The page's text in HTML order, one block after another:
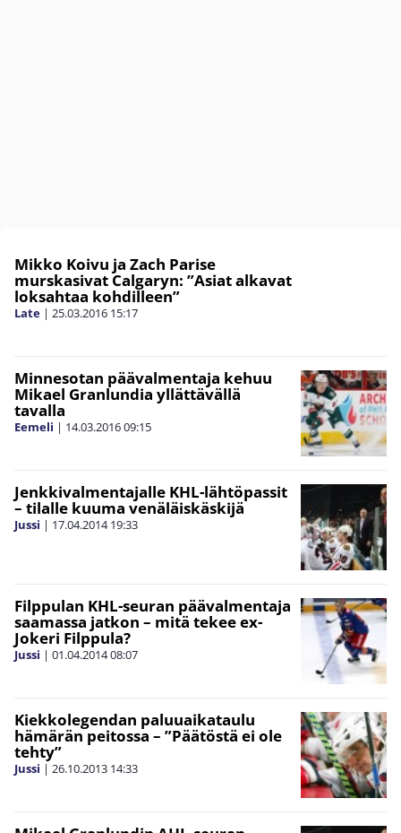
Mikko Koivu ja Zach Parise
murskasivat Calgaryn: ”Asiat alkavat
loksahtaa kohdilleen”
Late | 25.03.2016 15:17
Minnesotan päävalmentaja kehuu
Mikael Granlundia yllättävällä
tavalla
Eemeli | 14.03.201609:15
Jenkkivalmentajalle KHL-lähtöpassit
– tilalle kuuma venäläiskäskijä
Jussi | 17.04.2014 19:33
Filppulan KHL-seuran päävalmentaja
saamassa jatkon – mitä tekee ex-
Jokeri Filppula?
Jussi | 01.04.201408:07
Kiekkolegendan paluuaikataulu
hämärän peitossa – ”Päätöstä ei ole
tehty”
Jussi | 26.10.2013 14:33